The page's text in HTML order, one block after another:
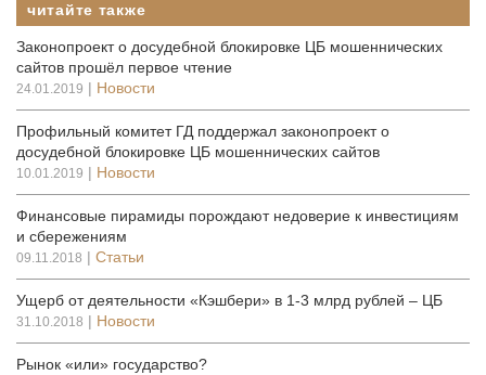
читайте также
Законопроект о досудебной блокировке ЦБ мошеннических
сайтов прошёл первое чтение
24.01.2019 | Новости
Профильный комитет ГД поддержал законопроект о
досудебной блокировке ЦБ мошеннических сайтов
10.01.2019 | Новости
Финансовые пирамиды порождают недоверие к инвестициям
и сбережениям
09.11.2018 | Статьи
Ущерб от деятельности «Кэшбери» в 1-3 млрд рублей – ЦБ
31.10.2018 | Новости
Рынок «или» государство?